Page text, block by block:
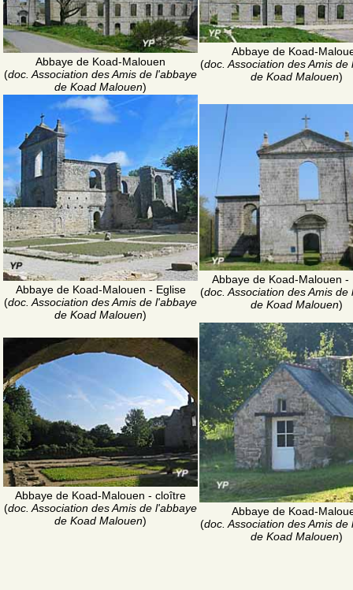
Abbaye de Koad-Malouen
(doc. Association des Amis de l'abbaye
de Koad Malouen)
Abbaye de Koad-
(doc. Association des Amis de
de Koad Malouen)
Abbaye de Koad-Malouen - Eglise
(doc. Association des Amis de l'abbaye
de Koad Malouen)
Abbaye de Koad-Malouen -
(doc. Association des Amis de
de Koad Malouen)
Abbaye de Koad-Malouen - cloître
(doc. Association des Amis de l'abbaye
de Koad Malouen)
Abbaye de Koad-
(doc. Association des Amis de
de Koad Malouen)